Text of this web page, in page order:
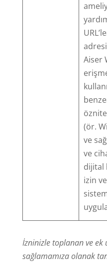
adresi
Aiser
(ör.
ve
ve
dijital
izin
İzninizle toplanan ve
sağlamamıza olanak